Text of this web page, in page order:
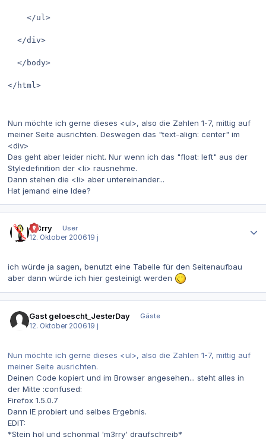
    </ul>
  </div>
  </body>
</html>
Nun möchte ich gerne dieses <ul>, also die Zahlen 1-7, mittig auf
meiner Seite ausrichten. Deswegen das "text-align: center" im
<div>
Das geht aber leider nicht. Nur wenn ich das "float: left" aus der
Styledefinition der <li> rausnehme.
Dann stehen die <li> aber untereinander...
Hat jemand eine Idee?
m3rry
User
12. Oktober 200619 j
ich würde ja sagen, benutzt eine Tabelle für den Seitenaufbau
aber dann würde ich hier gesteinigt werden
Gast geloescht_JesterDay
Gäste
12. Oktober 200619 j
Nun möchte ich gerne dieses <ul>, also die Zahlen 1-7, mittig auf
meiner Seite ausrichten.
Deinen Code kopiert und im Browser angesehen... steht alles in
der Mitte :confused:
Firefox 1.5.0.7
Dann IE probiert und selbes Ergebnis.
EDIT:
*Stein hol und schonmal 'm3rry' draufschreib*